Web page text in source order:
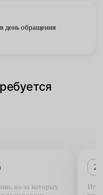
день обращения
из-за которых
2